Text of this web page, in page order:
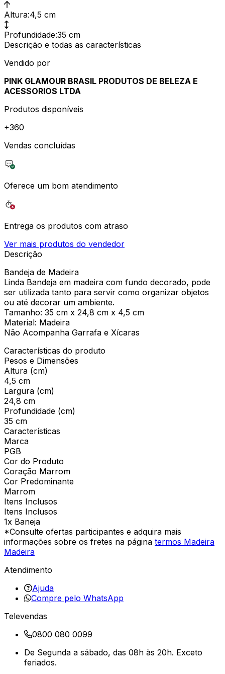
Altura:4,5 cm
Profundidade:35 cm
Descrição e todas as características
Vendido por
PINK GLAMOUR BRASIL PRODUTOS DE BELEZA E
ACESSORIOS LTDA
Produtos disponíveis
+360
Vendas concluídas
Oferece um bom atendimento
Entrega os produtos com atraso
Ver mais produtos do vendedor
Descrição
Bandeja de Madeira
Linda Bandeja em madeira com fundo decorado, pode
ser utilizada tanto para servir como organizar objetos
ou até decorar um ambiente.
Tamanho: 35 cm x 24,8 cm x 4,5 cm
Material: Madeira
Não Acompanha Garrafa e Xícaras
Características do produto
Pesos e Dimensões
Altura (cm)
4,5 cm
Largura (cm)
24,8 cm
Profundidade (cm)
35 cm
Características
Marca
PGB
Cor do Produto
Coração Marrom
Cor Predominante
Marrom
Itens Inclusos
Itens Inclusos
1x Baneja
*Consulte ofertas participantes e adquira mais
informações sobre os fretes na página termos Madeira
Madeira
Atendimento
Ajuda
Compre pelo WhatsApp
Televendas
0800 080 0099
De Segunda a sábado, das 08h às 20h. Exceto
feriados.